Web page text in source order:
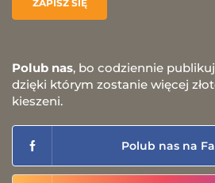
Polub nas, bo codziennie
dzięki którym zostanie więcej
kieszeni.
Polub nas na